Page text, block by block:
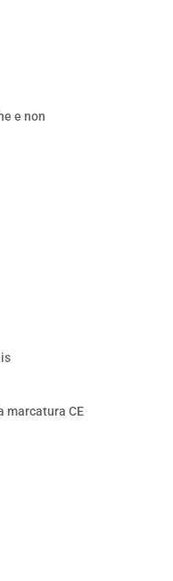
e non
marcatura CE